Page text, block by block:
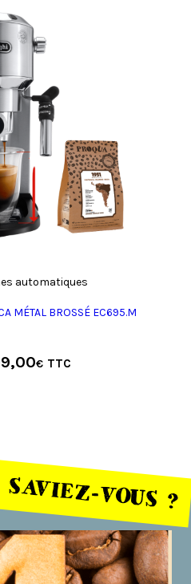
automatiques
MÉTAL BROSSÉ EC695.M
€
VOUS ?